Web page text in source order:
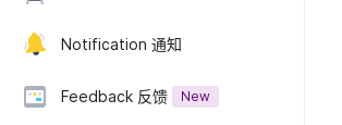
Notification 通知
Feedback 反馈 New